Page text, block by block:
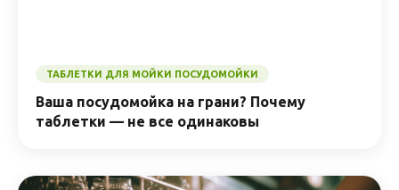
ТАБЛЕТКИ ДЛЯ МОЙКИ ПОСУДОМОЙКИ
Ваша посудомойка на грани? Почему
таблетки — не все одинаковы